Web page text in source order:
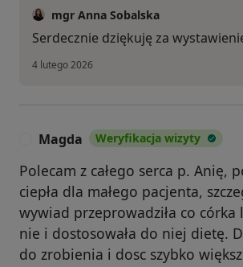
mgr Anna Sobalska
Serdecznie dziękuję za
4 lutego 2026
Magda Weryfikacja wizyty
Polecam z całego serca p. Anię,
ciepła dla małego pacjenta,
wywiad przeprowadziła co córka
nie i dostosowała do niej dietę.
do zrobienia i dosc szybko